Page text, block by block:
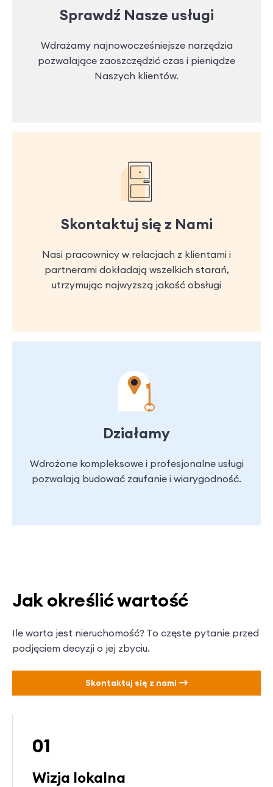
Sprawdź Nasze usługi
Wdrażamy najnowocześniejsze narzędzia
pozwalające zaoszczędzić czas i pieniądze
Naszych klientów.
Skontaktuj się z Nami
Nasi pracownicy w relacjach z klientami i
partnerami dokładają wszelkich starań,
utrzymując najwyższą jakość obsługi
Działamy
Wdrożone kompleksowe i profesjonalne usługi
pozwalają budować zaufanie i wiarygodność.
Jak określić wartość
Ile warta jest nieruchomość? To częste pytanie przed
podjęciem decyzji o jej zbyciu.
Skontaktuj się z nami
01
Wizja lokalna